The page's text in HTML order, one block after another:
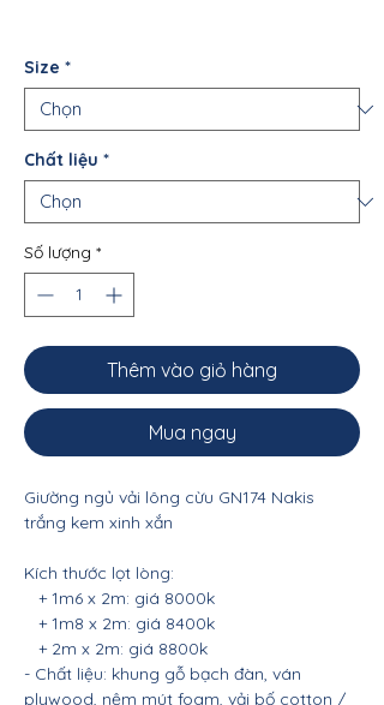
Size *
Chất liệu *
Số lượng *
Thêm vào giỏ hàng
Mua ngay
Giường ngủ vải lông cừu GN174 Nakis
trắng kem xinh xắn
Kích thước lọt lòng:
+ 1m6 x 2m: giá 8000k
+ 1m8 x 2m: giá 8400k
+ 2m x 2m: giá 8800k
- Chất liệu: khung gỗ bạch đàn, ván
plywood, nệm mút foam, vải bố cotton /